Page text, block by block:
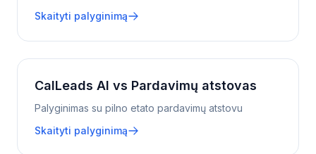
Skaityti palyginimą
CalLeads AI vs Pardavimų atstovas
Palyginimas su pilno etato pardavimų atstovu
Skaityti palyginimą